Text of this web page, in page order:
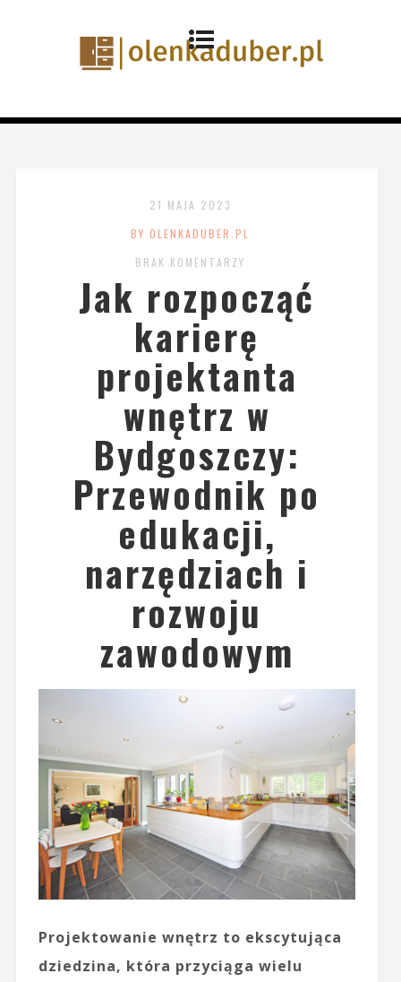
21 MAJA 2023
BY OLENKADUBER.PL
BRAK KOMENTARZY
Jak rozpocząć
karierę
projektanta
wnętrz w
Bydgoszczy:
Przewodnik po
edukacji,
narzędziach i
rozwoju
zawodowym
Projektowanie wnętrz to ekscytująca
dziedzina, która przyciąga wielu